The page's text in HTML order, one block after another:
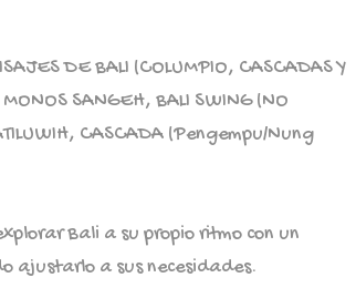
DE BALI (COLUMPIO, CASCADAS Y
SANGEH, BALI SWING (NO
CASCADA (Pengempu/Nung
Bali a su propio ritmo con un
ajustarlo a sus necesidades.